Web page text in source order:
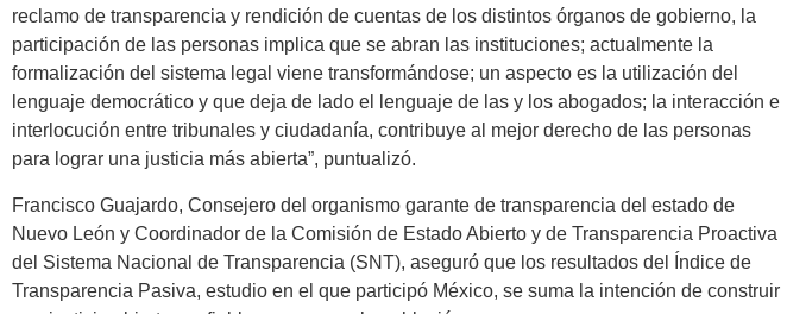
reclamo de transparencia y rendición de cuentas de los distintos órganos de gobierno, la
participación de las personas implica que se abran las instituciones; actualmente la
formalización del sistema legal viene transformándose; un aspecto es la utilización del
lenguaje democrático y que deja de lado el lenguaje de las y los abogados; la interacción e
interlocución entre tribunales y ciudadanía, contribuye al mejor derecho de las personas
para lograr una justicia más abierta”, puntualizó.
Francisco Guajardo, Consejero del organismo garante de transparencia del estado de
Nuevo León y Coordinador de la Comisión de Estado Abierto y de Transparencia Proactiva
del Sistema Nacional de Transparencia (SNT), aseguró que los resultados del Índice de
Transparencia Pasiva, estudio en el que participó México, se suma la intención de construir